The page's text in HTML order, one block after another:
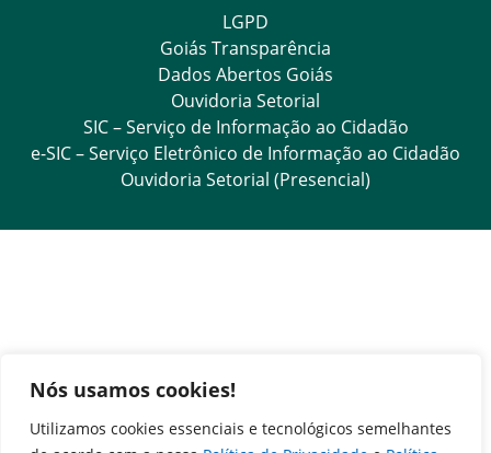
Nós usamos cookies!
Utilizamos cookies essenciais e tecnológicos semelhantes
LGPD
Goiás Transparência
Dados Abertos Goiás
Ouvidoria Setorial
SIC – Serviço de Informação ao Cidadão
e-SIC – Serviço Eletrônico de Informação ao Cidadão
Ouvidoria Setorial (Presencial)